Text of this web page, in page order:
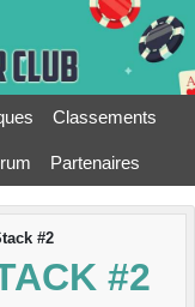
Classements
Partenaires
#2
#2